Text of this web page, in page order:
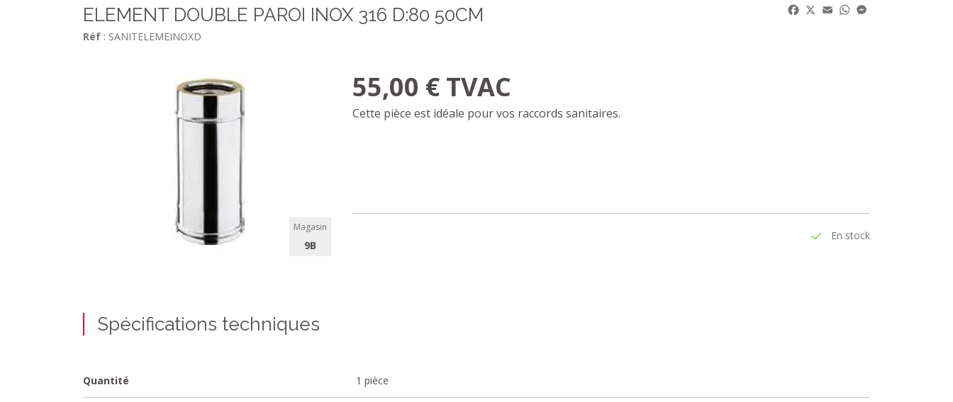
ELEMENT DOUBLE PAROI INOX 316 D:80 50CM
Réf : SANITELEMEINOXD
Facebook
X EmailWhatsApp
Magasin
9B
55,00 € TVAC
Cette pièce est idéale pour vos raccords sanitaires.
En stock
Spécifications techniques
Quantité 1 pièce